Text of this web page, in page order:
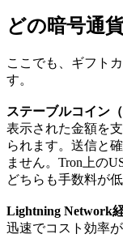
どの暗号通
ここでも、ギフト
す。
ステーブルコイン
表示された金額を
られます。送信と
ません。Tron上の
どちらも手数料が
Lightning Network
迅速でコスト効率